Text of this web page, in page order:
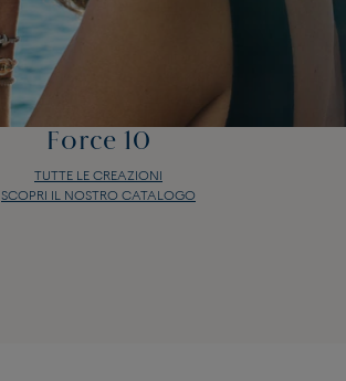
Force 10
TUTTE LE CREAZIONI
SCOPRI IL NOSTRO CATALOGO